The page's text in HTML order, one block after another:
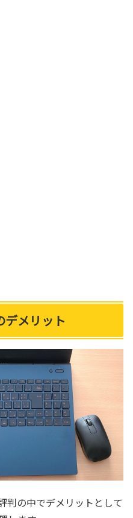
デメリット
判の中でデメリットとして